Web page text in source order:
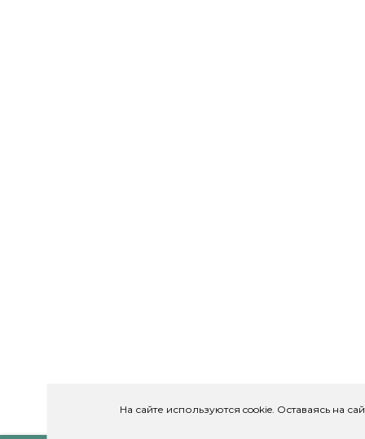
На сайте используются cookie. Оставаясь на